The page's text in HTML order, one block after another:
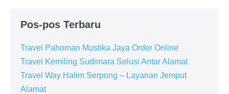
Pos-pos Terbaru
Travel Pahoman Mustika Jaya Order Online
Travel Kemiling Sudimara Solusi Antar Alamat
Travel Way Halim Serpong – Layanan Jemput
Alamat